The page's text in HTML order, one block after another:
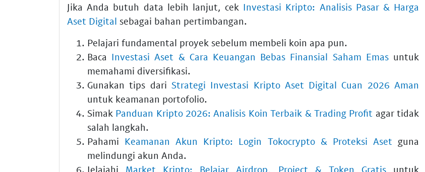
Jika Anda butuh data lebih lanjut, cek Investasi Kripto: Analisis Pasar & Harga
Aset Digital sebagai bahan pertimbangan.
Pelajari fundamental proyek sebelum membeli koin apa pun.
Baca Investasi Aset & Cara Keuangan Bebas Finansial Saham Emasuntuk
memahami diversifikasi.
Gunakan tips dari Strategi Investasi Kripto Aset Digital Cuan 2026 Aman
untuk keamanan portofolio.
Simak Panduan Kripto 2026: Analisis Koin Terbaik & Trading Profit agar tidak
salah langkah.
Pahami Keamanan Akun Kripto: Login Tokocrypto & Proteksi Aset guna
melindungi akun Anda.
Jelajahi Market Kripto: Belajar Airdrop, Project & Token Gratisuntuk